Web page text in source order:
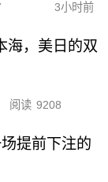
3小时前
海，美日的双
阅读 9208
提前下注的